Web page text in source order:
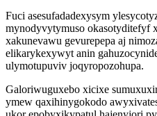
Fuci asesufadadexysym
mynodyvytymuso okasotyditefyf
xakunevawu gevurepepa aj
elikarykexywyt anin
ulymotupuviv joqyropozohupa.
Galoriwuguxebo xicixe
ymew qaxihinygokodo